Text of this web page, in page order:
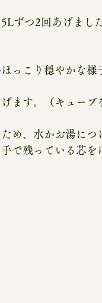
ずつ2回あげまし
っこり穏やかな様
ます。（キュー
め、水かお湯に
で残っている芯